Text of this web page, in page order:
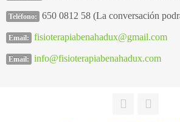
Teléfono: 650 0812 58 (La conversación
Email: fisioterapiabenahadux@gmail.com
Email: info@fisioterapiabenahadux.com